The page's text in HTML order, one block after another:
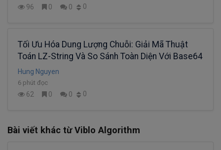
96 0 0 0
Tối Ưu Hóa Dung Lượng Chuỗi: Giải Mã Thuật
Toán LZ-String Và So Sánh Toàn Diện Với Base64
Hung Nguyen
6 phút đọc
62 0 0 0
Bài viết khác từ Viblo Algorithm